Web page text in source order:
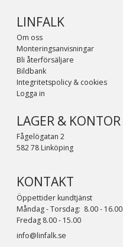
LINFALK
Om oss
Monteringsanvisningar
Bli återförsäljare
Bildbank
Integritetspolicy & cookies
Logga in
LAGER & KONTOR
Fågelögatan 2
582 78 Linköping
KONTAKT
Öppettider kundtjänst
Måndag - Torsdag: 8.00 - 16.00
Fredag 8.00 - 15.00
info@linfalk.se